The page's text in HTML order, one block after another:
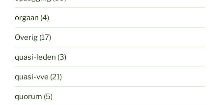
orgaan (4)
Overig (17)
quasi-leden (3)
quasi-vve (21)
quorum (5)